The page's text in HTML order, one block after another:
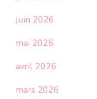
juin 2026
mai 2026
avril 2026
mars 2026